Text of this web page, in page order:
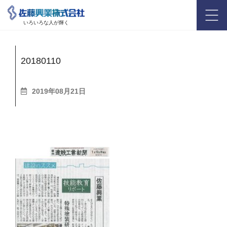
いろいろな人が輝く
20180110
2019年08月21日